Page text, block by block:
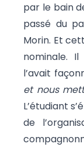
par le bain
passé du
Morin. Et
nominale.
l’avait
et nous
L’étudiant
de